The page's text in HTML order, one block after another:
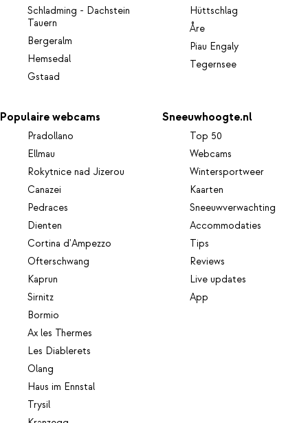
Schladming - Dachstein
Tauern
Bergeralm
Hemsedal
Gstaad
Hüttschlag
Åre
Piau Engaly
Tegernsee
Populaire webcams
Pradollano
Ellmau
Rokytnice nad Jizerou
Canazei
Pedraces
Dienten
Cortina d'Ampezzo
Ofterschwang
Kaprun
Sirnitz
Bormio
Ax les Thermes
Les Diablerets
Olang
Haus im Ennstal
Trysil
Sneeuwhoogte.nl
Top 50
Webcams
Wintersportweer
Kaarten
Sneeuwverwachting
Accommodaties
Tips
Reviews
Live updates
App